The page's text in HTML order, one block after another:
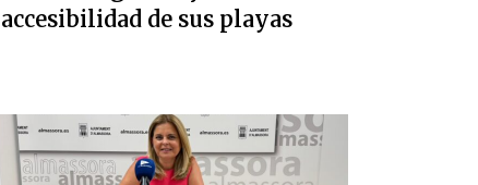
accesibilidad de sus playas